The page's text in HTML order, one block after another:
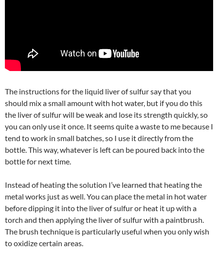
The instructions for the liquid liver of sulfur say that you
should mix a small amount with hot water, but if you do this
the liver of sulfur will be weak and lose its strength quickly, so
you can only use it once. It seems quite a waste to me because I
tend to work in small batches, so I use it directly from the
bottle. This way, whatever is left can be poured back into the
bottle for next time.
Instead of heating the solution I’ve learned that heating the
metal works just as well. You can place the metal in hot water
before dipping it into the liver of sulfur or heat it up with a
torch and then applying the liver of sulfur with a paintbrush.
The brush technique is particularly useful when you only wish
to oxidize certain areas.